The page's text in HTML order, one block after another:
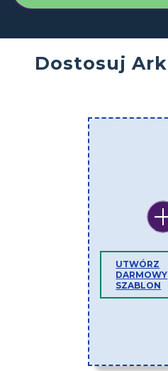
Dostosuj
UTWÓRZ
DARMOWY
SZABLON